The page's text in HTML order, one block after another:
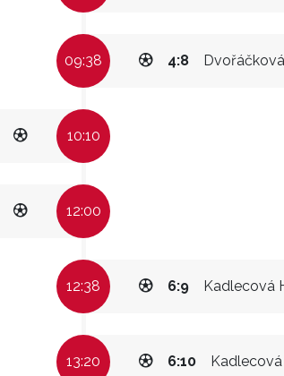
09:38 4:8
10:10
12:00
12:38 Kadlecová
6:9
13:20 6:10